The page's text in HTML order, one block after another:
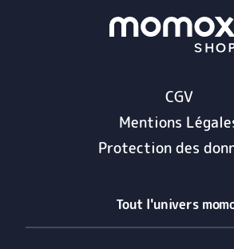
CGV
Mentions
Protection des
Tout l'univers